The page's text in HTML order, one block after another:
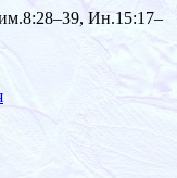
Ин.15:17–